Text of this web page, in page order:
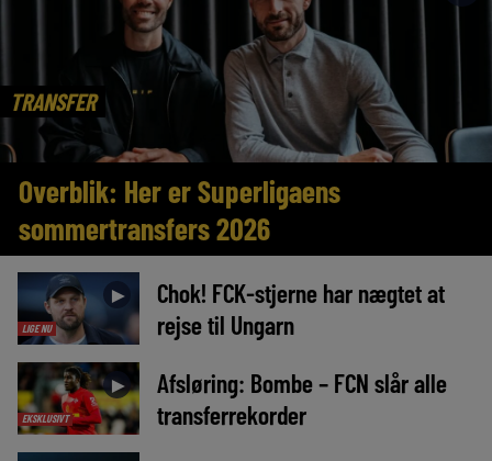
TRANSFER
Overblik: Her er Superligaens
sommertransfers 2026
LIGE NU
►
Chok! FCK-stjerne har nægtet at
rejse til Ungarn
EKSKLUSIVT
►
Afsløring: Bombe – FCN slår alle
transferrekorder